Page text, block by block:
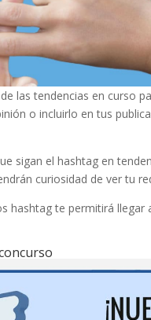
las tendencias en curso
o incluirlo en tus
sigan el hashtag en
curiosidad de ver tu
hashtag te permitirá llegar